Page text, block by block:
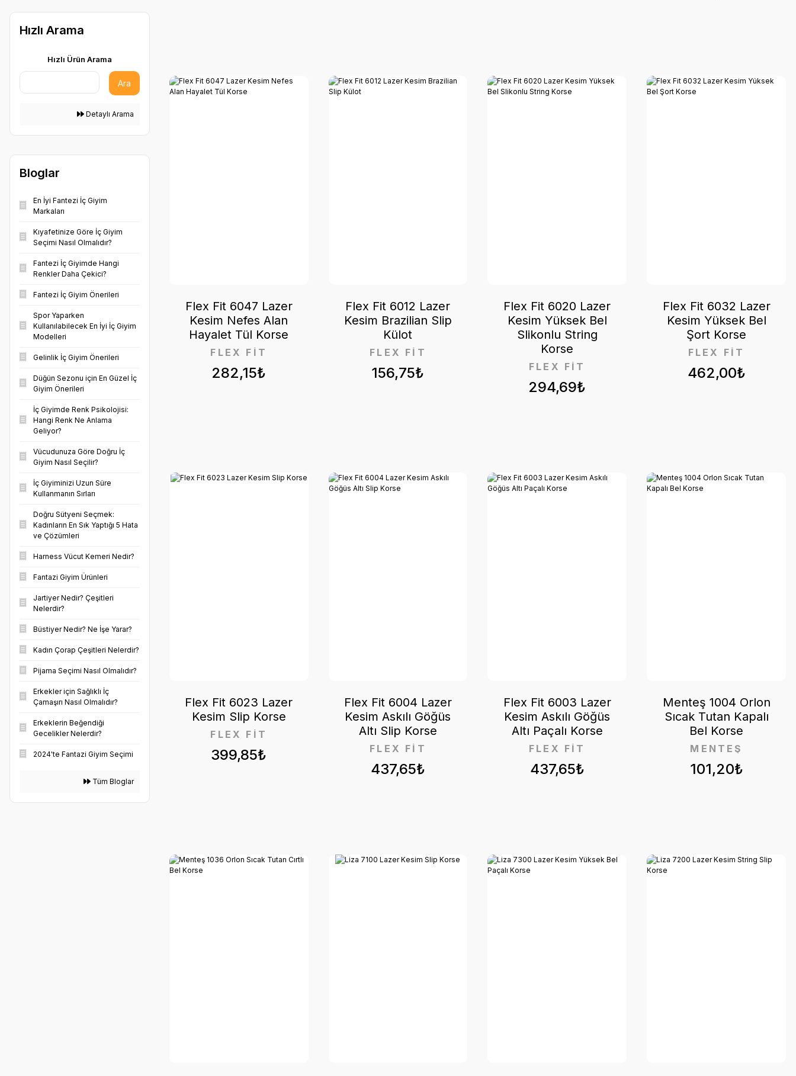
KREM (2)
GRİ (1)
Hızlı Arama
Hızlı Ürün Arama
Ara
Detaylı Arama
Bloglar
En İyi Fantezi İç Giyim
Markaları
Kıyafetinize Göre İç Giyim
Seçimi Nasıl Olmalıdır?
Fantezi İç Giyimde Hangi
Renkler Daha Çekici?
Fantezi İç Giyim Önerileri
Spor Yaparken
Kullanılabilecek En İyi İç Giyim
Modelleri
Gelinlik İç Giyim Önerileri
Düğün Sezonu için En Güzel İç
Giyim Önerileri
İç Giyimde Renk Psikolojisi:
Hangi Renk Ne Anlama
Geliyor?
Vücudunuza Göre Doğru İç
Giyim Nasıl Seçilir?
İç Giyiminizi Uzun Süre
Kullanmanın Sırları
Doğru Sütyeni Seçmek:
Kadınların En Sık Yaptığı 5 Hata
ve Çözümleri
Harness Vücut Kemeri Nedir?
Fantazi Giyim Ürünleri
Jartiyer Nedir? Çeşitleri
Nelerdir?
Büstiyer Nedir? Ne İşe Yarar?
Kadın Çorap Çeşitleri Nelerdir?
Pijama Seçimi Nasıl Olmalıdır?
Erkekler için Sağlıklı İç
Çamaşırı Nasıl Olmalıdır?
Erkeklerin Beğendiği
Gecelikler Nelerdir?
2024'te Fantazi Giyim Seçimi
Tüm Bloglar
282,15₺
FLEX FİT
Flex Fit 6047 Lazer
Kesim Nefes Alan
Hayalet Tül Korse
156,75₺
FLEX FİT
Flex Fit 6012 Lazer
Kesim Brazilian Slip
Külot
294,69₺
FLEX FİT
Flex Fit 6020 Lazer
Kesim Yüksek Bel
Slikonlu String
Korse
462,00₺
FLEX FİT
Flex Fit 6032 Lazer
Kesim Yüksek Bel
Şort Korse
399,85₺
FLEX FİT
Flex Fit 6023 Lazer
Kesim Slip Korse
437,65₺
FLEX FİT
Flex Fit 6004 Lazer
Kesim Askılı Göğüs
Altı Slip Korse
437,65₺
FLEX FİT
Flex Fit 6003 Lazer
Kesim Askılı Göğüs
Altı Paçalı Korse
101,20₺
MENTEŞ
Menteş 1004 Orlon
Sıcak Tutan Kapalı
Bel Korse